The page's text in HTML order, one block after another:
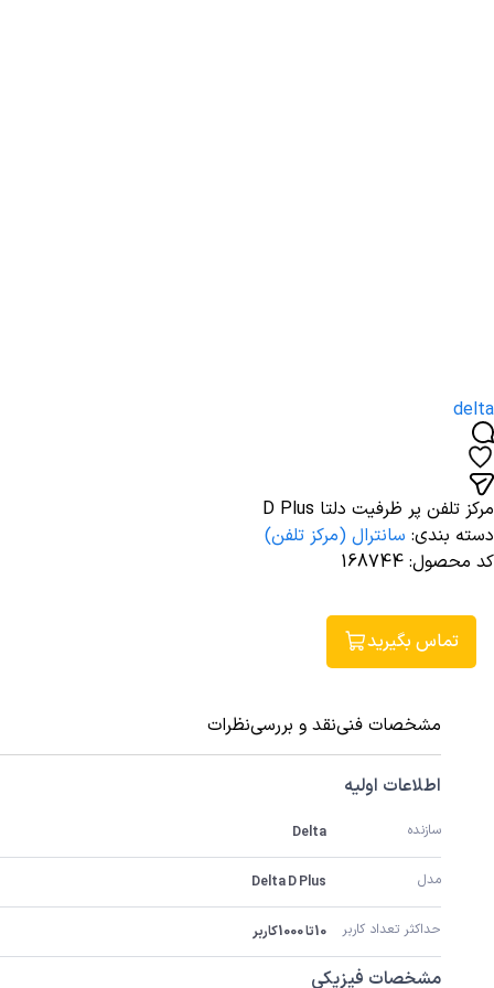
delta
مرکز تلفن پر ظرفیت دلتا D Plus
دسته بندی: سانترال (مرکز تلفن)
کد محصول:
168744
تماس بگیرید
مشخصات فنینقد و بررسینظرات
اطلاعات اولیه
سازنده Delta
مدل Delta D Plus
حداکثر تعداد کاربر 10تا 1000کاربر
مشخصات فیزیکی